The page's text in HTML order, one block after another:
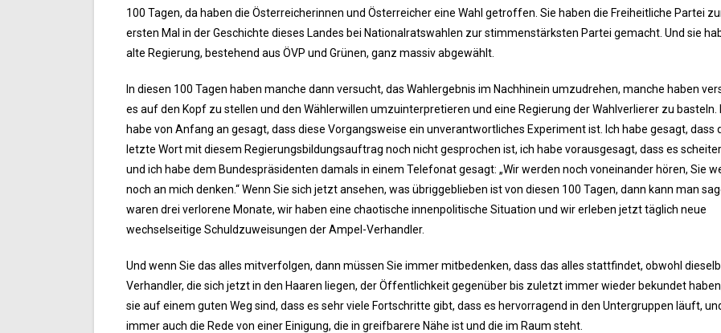
100 Tagen, da haben die Österreicherinnen und Österreicher eine Wahl getroffen. Sie haben die Freiheitliche Partei
ersten Mal in der Geschichte dieses Landes bei Nationalratswahlen zur stimmenstärksten Partei gemacht. Und sie
alte Regierung, bestehend aus ÖVP und Grünen, ganz massiv abgewählt.
In diesen 100 Tagen haben manche dann versucht, das Wahlergebnis im Nachhinein umzudrehen, manche haben
es auf den Kopf zu stellen und den Wählerwillen umzuinterpretieren und eine Regierung der Wahlverlierer zu basteln.
habe von Anfang an gesagt, dass diese Vorgangsweise ein unverantwortliches Experiment ist. Ich habe gesagt, dass
letzte Wort mit diesem Regierungsbildungsauftrag noch nicht gesprochen ist, ich habe vorausgesagt, dass es
und ich habe dem Bundespräsidenten damals in einem Telefonat gesagt: „Wir werden noch voneinander hören, Sie
noch an mich denken.“ Wenn Sie sich jetzt ansehen, was übriggeblieben ist von diesen 100 Tagen, dann kann man
waren drei verlorene Monate, wir haben eine chaotische innenpolitische Situation und wir erleben jetzt täglich neue
wechselseitige Schuldzuweisungen der Ampel-Verhandler.
Und wenn Sie das alles mitverfolgen, dann müssen Sie immer mitbedenken, dass das alles stattfindet, obwohl
Verhandler, die sich jetzt in den Haaren liegen, der Öffentlichkeit gegenüber bis zuletzt immer wieder bekundet
sie auf einem guten Weg sind, dass es sehr viele Fortschritte gibt, dass es hervorragend in den Untergruppen läuft,
immer auch die Rede von einer Einigung, die in greifbarere Nähe ist und die im Raum steht.